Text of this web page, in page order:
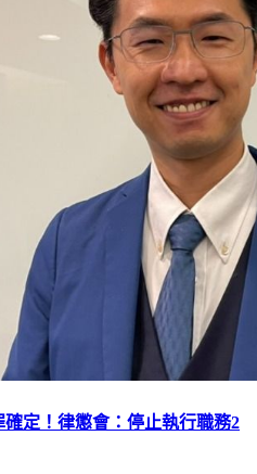
定！律懲會：停止執行職務2